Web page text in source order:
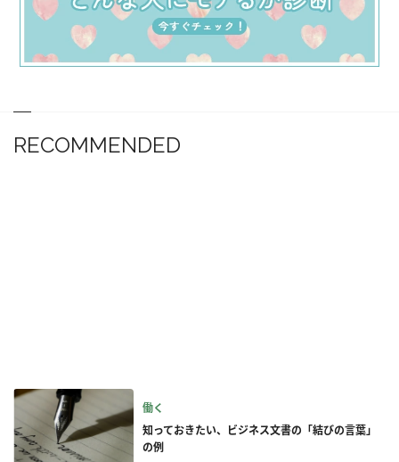
RECOMMENDED
働く
知っておきたい、ビジネス文書の「結びの言葉」
の例